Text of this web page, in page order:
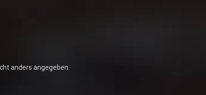
anders angegeben.